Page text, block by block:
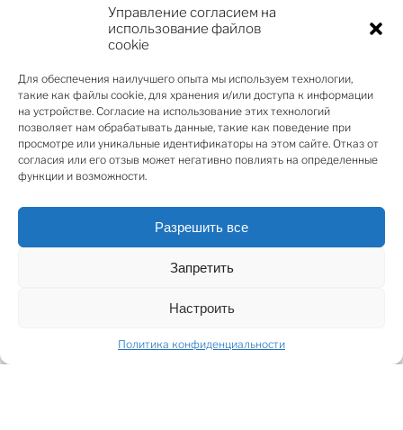
Управление согласием на
использование файлов
cookie
Для обеспечения наилучшего опыта мы используем технологии,
такие как файлы cookie, для хранения и/или доступа к информации
на устройстве. Согласие на использование этих технологий
позволяет нам обрабатывать данные, такие как поведение при
просмотре или уникальные идентификаторы на этом сайте. Отказ от
согласия или его отзыв может негативно повлиять на определенные
функции и возможности.
Разрешить все
Запретить
Настроить
Политика конфиденциальности
современность, создавая тем самым особенный дом.
Квартира имеет современный и удобный дизайн,
сочетающий в себе светлую гостиную и изысканную
кухню с качественной кухонной техникой Miele.
Качественная деревянная мебель придает
помещению теплоту и элегантность. Квартира
полностью оборудована системой «умный дом»,
кондиционерами, системой вентиляции и теплыми
полами, что обеспечивает оптимальную температуру
и комфорт во всей квартире.
На первом этаже находится просторная гостиная,
которая включает в себя различные
обеденную зону и зону отдыха, создавая
повседневной жизни. На обоих этажах есть спальни